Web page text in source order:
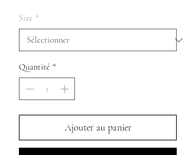
Size *
Quantité *
Ajouter au panier